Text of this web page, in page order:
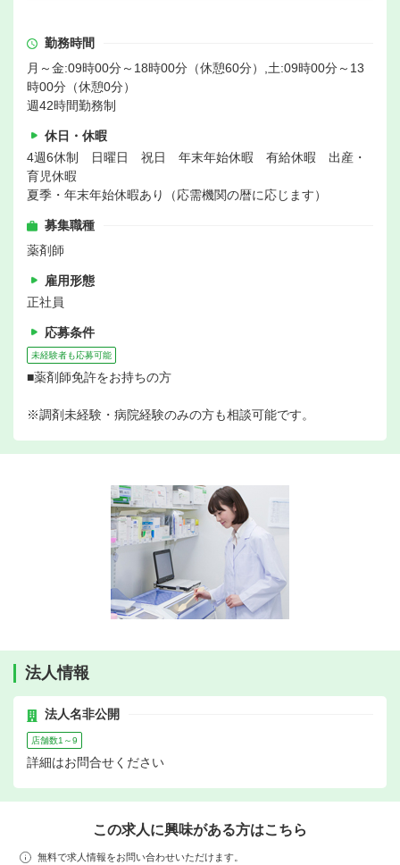
勤務時間
月～金:09時00分～18時00分（休憩60分）,土:09時00分～13
時00分（休憩0分）
週42時間勤務制
休日・休暇
4週6休制 日曜日 祝日 年末年始休暇 有給休暇 出産・
育児休暇
夏季・年末年始休暇あり（応需機関の暦に応じます）
募集職種
薬剤師
雇用形態
正社員
応募条件
未経験者も応募可能
■薬剤師免許をお持ちの方
※調剤未経験・病院経験のみの方も相談可能です。
法人情報
法人名非公開
店舗数1～9
詳細はお問合せください
この求人に興味がある方はこちら
無料で求人情報をお問い合わせいただけます。